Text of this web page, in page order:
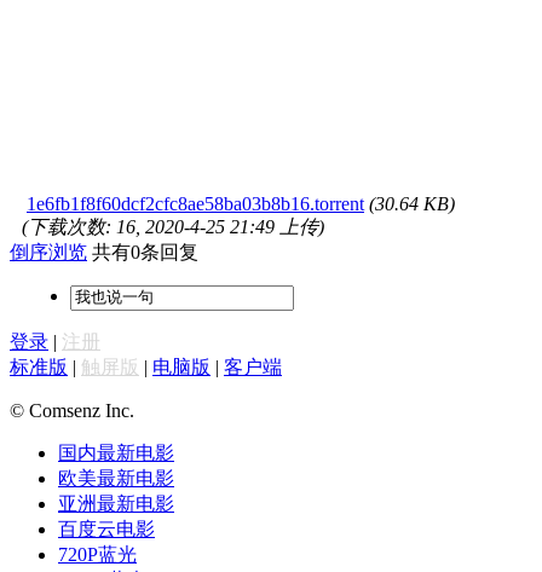
1e6fb1f8f60dcf2cfc8ae58ba03b8b16.torrent (30.64 KB)
(下载次数: 16, 2020-4-25 21:49 上传)
倒序浏览 共有0条回复
登录 | 注册
标准版 | 触屏版 | 电脑版 | 客户端
© Comsenz Inc.
国内最新电影
欧美最新电影
亚洲最新电影
百度云电影
720P蓝光